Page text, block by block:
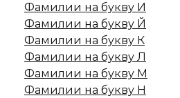
Фамилии на букву И
Фамилии на букву Й
Фамилии на букву К
Фамилии на букву Л
Фамилии на букву М
Фамилии на букву Н